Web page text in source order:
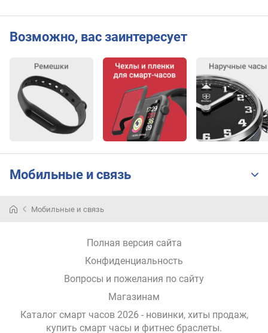
о
у
с
а
л
р
ш
Возможно, вас заинтересует
Мобильные и связь
Мобильные и связь
Полная версия сайта
Конфиденциальность
Вопросы и пожелания по сайту
Магазинам
Каталог смарт часов 2026 - новинки, хиты продаж,
купить смарт часы и фитнес браслеты.